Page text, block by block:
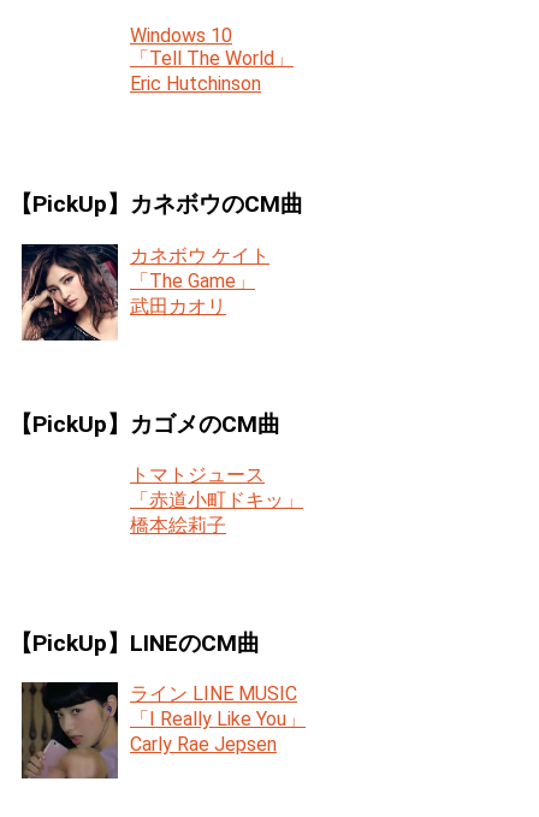
Windows 10
「Tell The World」
Eric Hutchinson
【PickUp】カネボウのCM曲
カネボウ ケイト
「The Game」
武田カオリ
【PickUp】カゴメのCM曲
トマトジュース
「赤道小町ドキッ」
橋本絵莉子
【PickUp】LINEのCM曲
ライン LINE MUSIC
「I Really Like You」
Carly Rae Jepsen